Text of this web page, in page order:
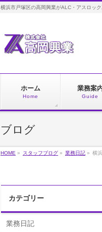
横浜市戸塚区の高岡興業がALC・アスロッ
ホーム
Home
業務案
Guide
ブログ
HOME » スタッフブログ » 業務日記 » 横
カテゴリー
業務日記